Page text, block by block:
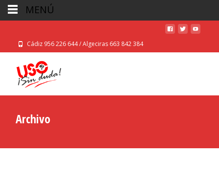
Cádiz 956 226 644 / Algeciras 663 842 384
Archivo
MENÚ